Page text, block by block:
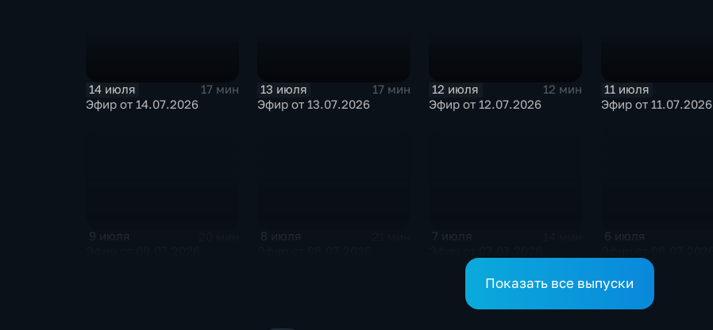
14 июля
17 мин
Эфир от 14.07.2026
13 июля
17 мин
Эфир от 13.07.2026
12 июля
12 мин
Эфир от 12.07.2026
11 июля
Эфир от 11.07.2026
9 июля 8 июля 7 июля 6 июля
Показать все выпуски